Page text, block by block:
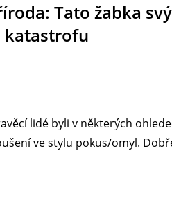
Tato žabka
katastrofu
lidé byli v některých
ve stylu pokus/omyl.